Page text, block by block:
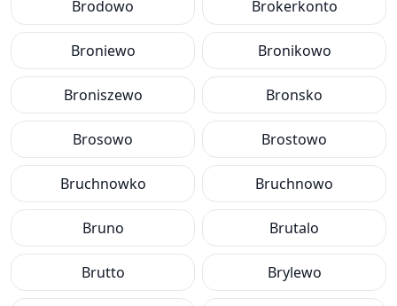
Brodowo Brokerkonto
Broniewo Bronikowo
Broniszewo Bronsko
Brosowo Brostowo
Bruchnowko Bruchnowo
Bruno Brutalo
Brutto Brylewo